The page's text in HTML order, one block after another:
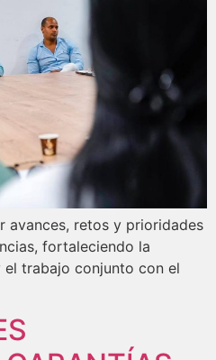
avances, retos y prioridades
fortaleciendo la
trabajo conjunto con el